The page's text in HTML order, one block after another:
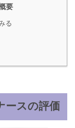
要
る
ースの評価